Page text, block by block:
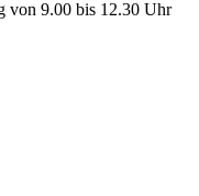
von 9.00 bis 12.30 Uhr